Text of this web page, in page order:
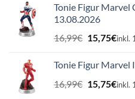
Tonie Figur Marvel
13.08.2026
16,99€
Preis
16,99€
15,75€inkl.
Tonie Figur Marvel
16,99€
Preis
15,75€inkl.